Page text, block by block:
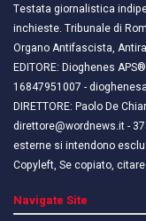
Testata giornalistica
inchieste. Tribunale di
Organo Antifascista,
EDITORE: Dioghenes
16847951007 -
DIRETTORE: Paolo De
direttore@wordnews.it -
esterne si intendono
Copyleft, Se copiato,
Navigate Site